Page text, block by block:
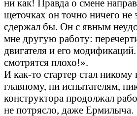
ни как! Правда о смене
щеточках он точно ничего не
сдержал бы. Он с явным
мне другую работу:
двигателя и его
смотрятся плохо!».
И как-то стартер стал
главному, ни испытателям,
конструктора продолжал
не потрясло, даже Ермилыча.